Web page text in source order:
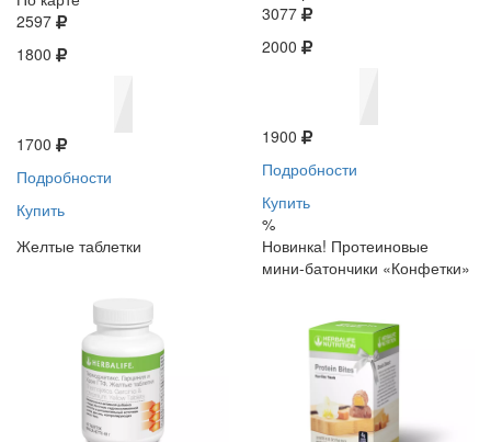
2597
1800
1700
Подробности
Купить
3077
2000
1900
Подробности
Купить
%
Желтые таблетки
Новинка! Протеиновые
мини-батончики «Конфетки»